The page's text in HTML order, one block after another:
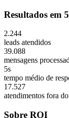
Resultados em
2.244
leads atendidos
39.088
mensagens
5s
tempo médio de
17.527
atendimentos fora
Sobre ROI